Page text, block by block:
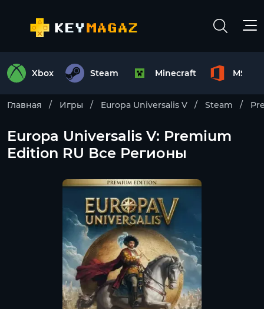
Xbox Steam Minecraft MS
Главная Игры Europa Universalis V Steam
Europa Universalis V: Premium
Edition RU Все Регионы